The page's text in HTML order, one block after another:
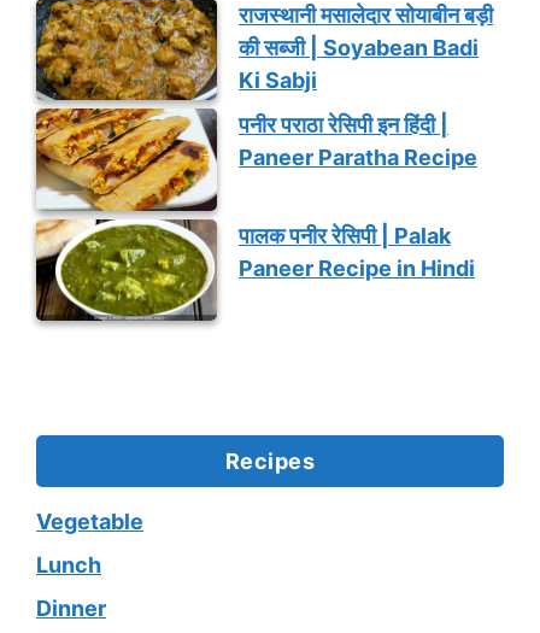
राजस्थानी मसालेदार सोयाबीन बड़ी
की सब्जी | Soyabean Badi
Ki Sabji
पनीर पराठा रेसिपी इन हिंदी |
Paneer Paratha Recipe
पालक पनीर रेसिपी | Palak
Paneer Recipe in Hindi
Recipes
Vegetable
Lunch
Dinner